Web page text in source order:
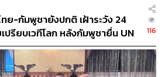
ย-กัมพูชายังปกติ เฝ้าระวัง 24
ปรียบเวทีโลก หลังกัมพูชายื่น UN
116